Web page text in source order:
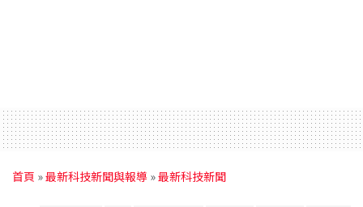
首頁 »最新科技新聞與報導 »最新科技新聞